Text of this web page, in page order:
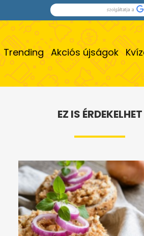
Trending Akciós újságok
EZ IS ÉRDEKELHET